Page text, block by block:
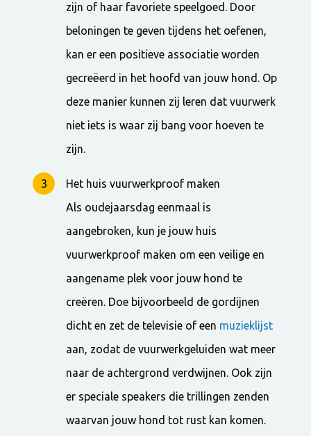
zijn of haar favoriete speelgoed. Door
beloningen te geven tijdens het oefenen,
kan er een positieve associatie worden
gecreëerd in het hoofd van jouw hond. Op
deze manier kunnen zij leren dat vuurwerk
niet iets is waar zij bang voor hoeven te
zijn.
Het huis vuurwerkproof maken
Als oudejaarsdag eenmaal is
aangebroken, kun je jouw huis
vuurwerkproof maken om een veilige en
aangename plek voor jouw hond te
creëren. Doe bijvoorbeeld de gordijnen
dicht en zet de televisie of een muzieklijst
aan, zodat de vuurwerkgeluiden wat meer
naar de achtergrond verdwijnen. Ook zijn
er speciale speakers die trillingen zenden
waarvan jouw hond tot rust kan komen.